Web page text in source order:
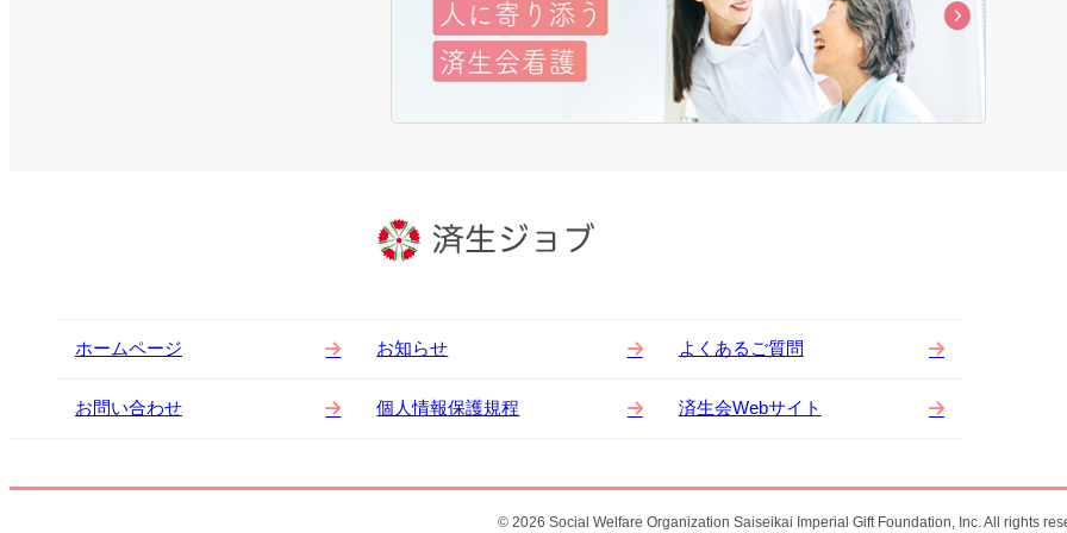
ホームページ お知らせ よくあるご質問
お問い合わせ 個人情報保護規程 済生会Webサイト
© 2026 Social Welfare Organization Saiseikai Imperial Gift Foundation, Inc. All rights